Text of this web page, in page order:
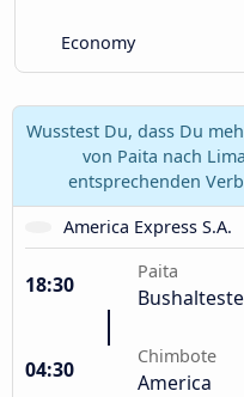
Economy
Wusstest Du, dass Du
von Paita nach
entsprechenden
America Express S.A.
18:30
Paita
04:30
Chimbote
America